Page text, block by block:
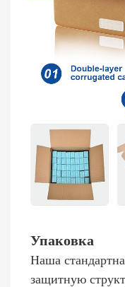
Упаковка
Наша
защитную